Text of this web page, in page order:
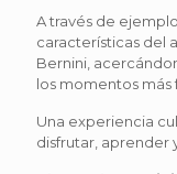
A través de
características del
Bernini,
los momentos más
Una experiencia
disfrutar, aprender